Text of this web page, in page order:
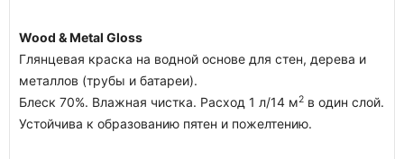
Wood & Metal Gloss
Глянцевая краска на водной основе для стен, дерева и
металлов (трубы и батареи).
Блеск 70%. Влажная чистка. Расход 1 л/14 м2 в один слой.
Устойчива к образованию пятен и пожелтению.